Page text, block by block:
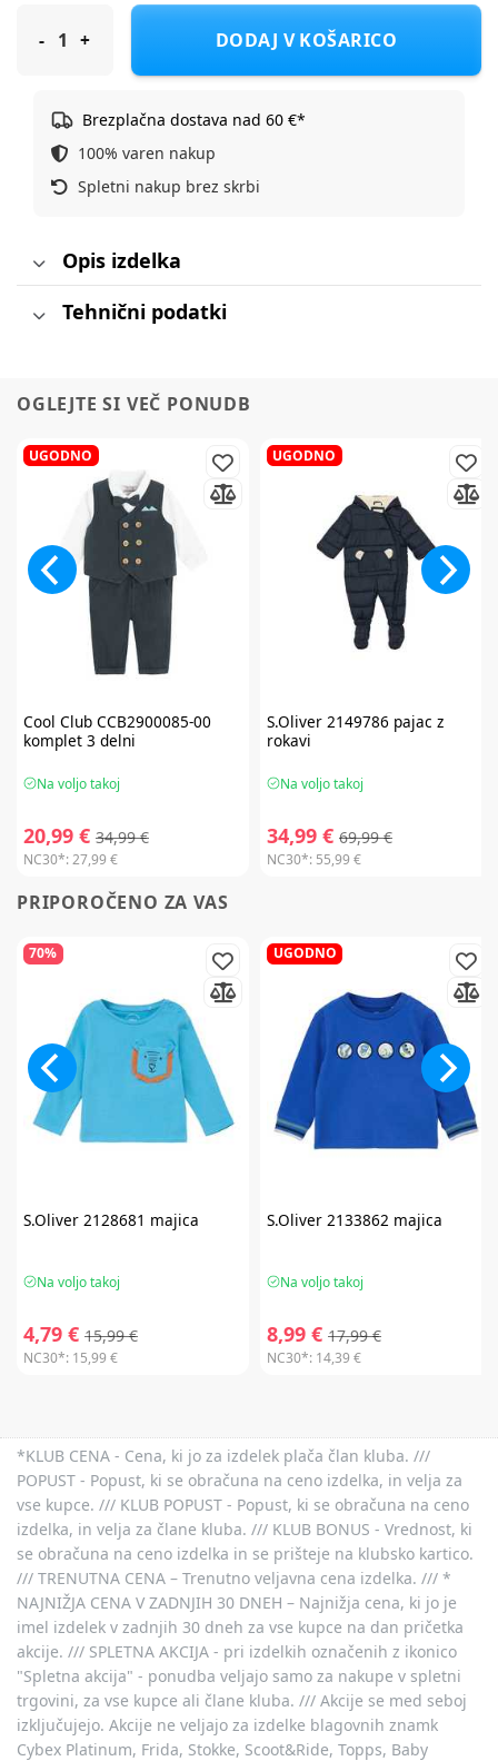
S.Oliver majica DR 2171753 F Modra 74
DODAJ V KOŠARICO
Brezplačna dostava nad 60 €*
100% varen nakup
Spletni nakup brez skrbi
Opis izdelka
Tehnični podatki
OGLEJTE SI VEČ PONUDB
UGODNO
Cool ClubCCB2900085-00
komplet 3 delni
Na voljo takoj
20,99 € 34,99 €
NC30*:27,99 €
UGODNO
S.Oliver2149786 pajac z
rokavi
Na voljo takoj
34,99 € 69,99 €
NC30*: 55,99 €
PRIPOROČENO ZA VAS
70%
S.Oliver2128681 majica
Na voljo takoj
4,79 € 15,99 €
NC30*: 15,99 €
UGODNO
S.Oliver 2133862 majica
Na voljo takoj
8,99 € 17,99 €
NC30*: 14,39 €
*KLUB CENA - Cena, ki jo za izdelek plača član kluba. ///
POPUST - Popust, ki se obračuna na ceno izdelka, in velja za
vse kupce. /// KLUB POPUST - Popust, ki se obračuna na ceno
izdelka, in velja za člane kluba. /// KLUB BONUS - Vrednost, ki
se obračuna na ceno izdelka in se prišteje na klubsko kartico.
/// TRENUTNA CENA – Trenutno veljavna cena izdelka. /// *
NAJNIŽJA CENA V ZADNJIH 30 DNEH – Najnižja cena, ki jo je
imel izdelek v zadnjih 30 dneh za vse kupce na dan pričetka
akcije. /// SPLETNA AKCIJA - pri izdelkih označenih z ikonico
"Spletna akcija" - ponudba veljajo samo za nakupe v spletni
trgovini, za vse kupce ali člane kluba. /// Akcije se med seboj
izključujejo. Akcije ne veljajo za izdelke blagovnih znamk
Cybex Platinum, Frida, Stokke, Scoot&Ride, Topps, Baby